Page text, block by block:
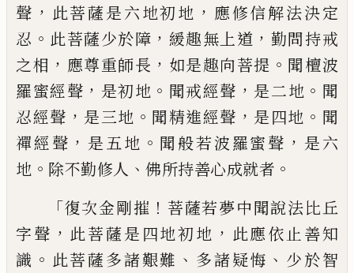
聲 ， 此菩薩是六地初地 ， 應修信解法決定
忍 。 此菩薩少於障 ， 緩趣無上道 ， 勤問持戒
之相 ， 應尊重師長 ， 如是趣向菩提 。 聞檀波
羅蜜經聲 ， 是初地 。 聞戒經聲 ， 是二地 。 聞
忍經聲 ， 是三地 。 聞精進經聲 ， 是四地 。 聞
禪經聲 ， 是五地 。 聞般若波羅蜜聲 ， 是六
地 。 除不勤修人 、 佛所持善心成就者 。
「復次金剛摧 ！ 菩薩若夢中聞說法比丘
字聲 ， 此菩薩是四地初地 ， 此應依止善知
識 。 此菩薩多諸艱難 、 多諸疑悔 、 少於智